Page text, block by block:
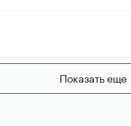
Показать еще